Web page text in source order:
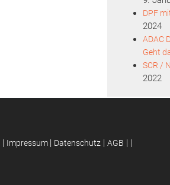
DPF
2024
ADAC
Geht
SCR /
2022
| Impressum | Datenschutz| AGB | |